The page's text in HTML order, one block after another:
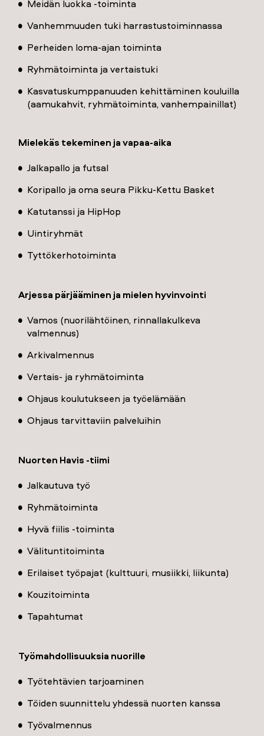
Meidän luokka -toiminta
Vanhemmuuden tuki harrastustoiminnassa
Perheiden loma-ajan toiminta
Ryhmätoiminta ja vertaistuki
Kasvatuskumppanuuden kehittäminen kouluilla
(aamukahvit, ryhmätoiminta, vanhempainillat)
Mielekäs tekeminen ja vapaa-aika
Jalkapallo ja futsal
Koripallo ja oma seura Pikku-Kettu Basket
Katutanssi ja HipHop
Uintiryhmät
Tyttökerhotoiminta
Arjessa pärjääminen ja mielen hyvinvointi
Vamos (nuorilähtöinen, rinnallakulkeva
valmennus)
Arkivalmennus
Vertais- ja ryhmätoiminta
Ohjaus koulutukseen ja työelämään
Ohjaus tarvittaviin palveluihin
Nuorten Havis -tiimi
Jalkautuva työ
Ryhmätoiminta
Hyvä fiilis -toiminta
Välituntitoiminta
Erilaiset työpajat (kulttuuri, musiikki, liikunta)
Kouzitoiminta
Tapahtumat
Työmahdollisuuksia nuorille
Työtehtävien tarjoaminen
Töiden suunnittelu yhdessä nuorten kanssa
Työvalmennus